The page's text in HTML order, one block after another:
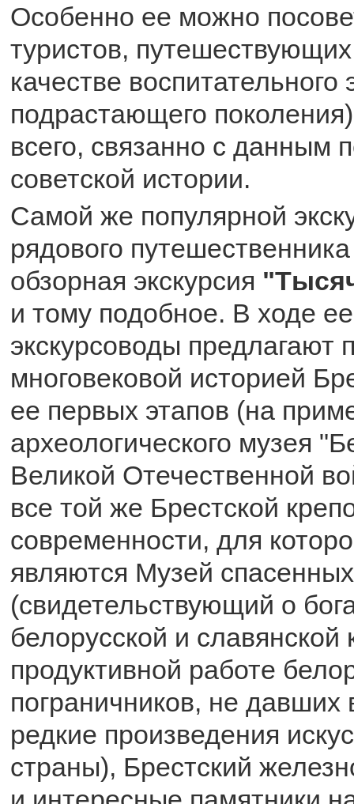
Особенно ее можно
туристов,
качестве
подрастающего
всего, связанно с данным
советской истории.
Самой же популярной
рядового
обзорная экскурсия
и тому подобное. В ходе
экскурсоводы предлагают
многовековой историей
ее первых этапов (на
археологического музея
Великой Отечественной
все той же Брестской
современности, для
являются Музей
(свидетельствующий о
белорусской и славянской
продуктивной работе
пограничников, не давших
редкие произведения
страны), Брестский